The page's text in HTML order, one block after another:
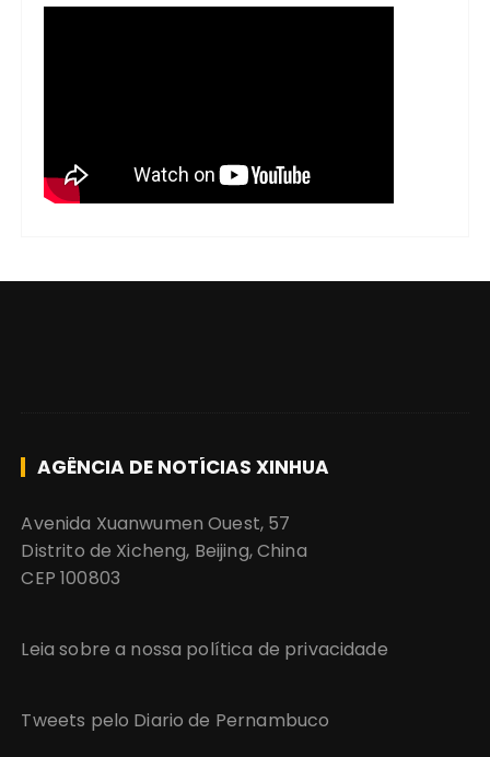
AGÊNCIA DE NOTÍCIAS XINHUA
Avenida Xuanwumen Ouest, 57
Distrito de Xicheng, Beijing, China
CEP 100803
Leia sobre a nossa política de privacidade
Tweets pelo Diario de Pernambuco